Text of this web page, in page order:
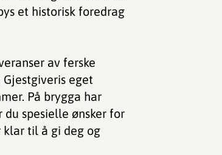
et historisk foredrag
av ferske
eget
På brygga har
du spesielle ønsker for
klar til å gi deg og